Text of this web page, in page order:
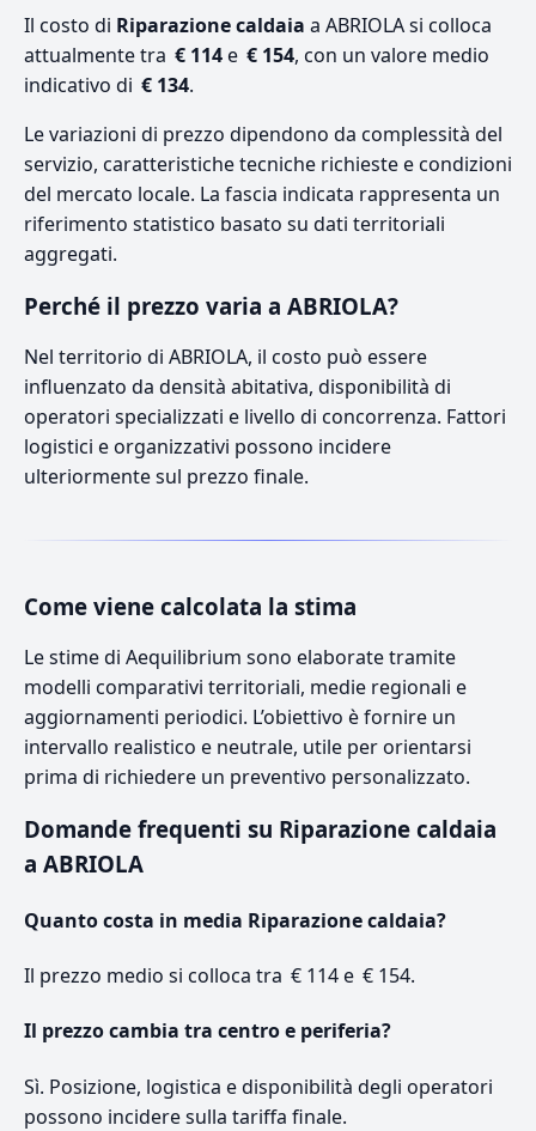
Il costo di Riparazione caldaia a ABRIOLA si colloca
attualmente tra € 114e € 154, con un valore medio
indicativo di € 134.
Le variazioni di prezzo dipendono da complessità del
servizio, caratteristiche tecniche richieste e condizioni
del mercato locale. La fascia indicata rappresenta un
riferimento statistico basato su dati territoriali
aggregati.
Perché il prezzo varia a ABRIOLA?
Nel territorio di ABRIOLA, il costo può essere
influenzato da densità abitativa, disponibilità di
operatori specializzati e livello di concorrenza. Fattori
logistici e organizzativi possono incidere
ulteriormente sul prezzo finale.
Come viene calcolata la stima
Le stime di Aequilibrium sono elaborate tramite
modelli comparativi territoriali, medie regionali e
aggiornamenti periodici. L’obiettivo è fornire un
intervallo realistico e neutrale, utile per orientarsi
prima di richiedere un preventivo personalizzato.
Domande frequenti su Riparazione caldaia
a ABRIOLA
Quanto costa in media Riparazione caldaia?
Il prezzo medio si colloca tra € 114 e € 154.
Il prezzo cambia tra centro e periferia?
Sì. Posizione, logistica e disponibilità degli operatori
possono incidere sulla tariffa finale.